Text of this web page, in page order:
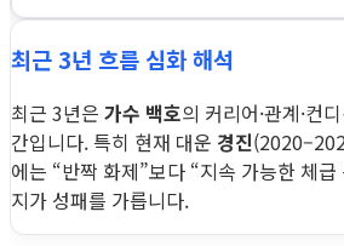
최근 3년 흐름 심화 해석
최근 3년은 가수 백호의 커리어·관계·컨
간입니다. 특히 현재 대운 경진
에는 “반짝 화제”보다 “지속 가능한 체
지가 성패를 가릅니다.